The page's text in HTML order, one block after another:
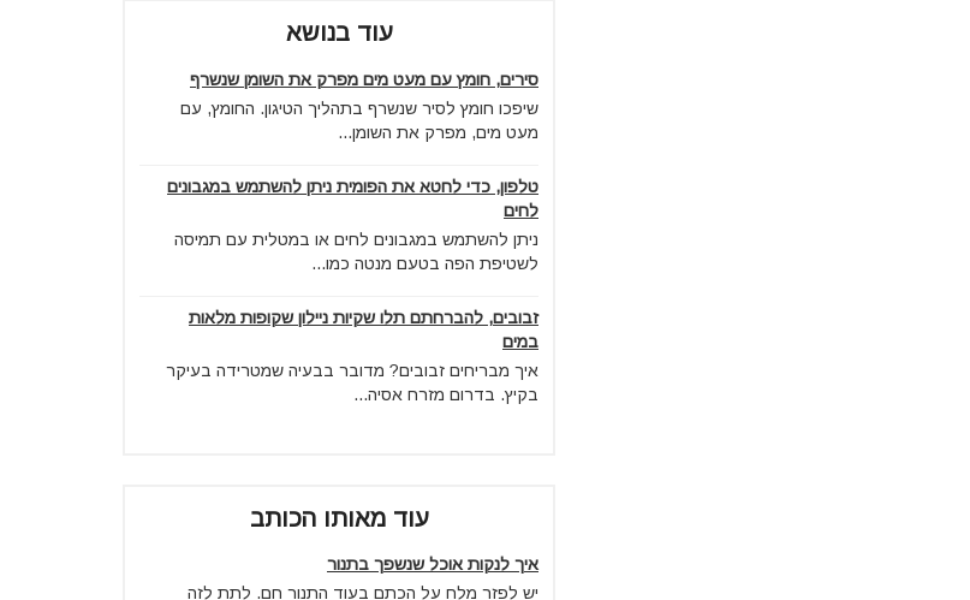
עוד בנושא
סירים, חומץ עם מעט מים מפרק את השומן שנשרף
שיפכו חומץ לסיר שנשרף בתהליך הטיגון. החומץ, עם
מעט מים, מפרק את השומן...
טלפון, כדי לחטא את הפומית ניתן להשתמש במגבונים
לחים
ניתן להשתמש במגבונים לחים או במטלית עם תמיסה
לשטיפת הפה בטעם מנטה כמו...
זבובים, להברחתם תלו שקיות ניילון שקופות מלאות
במים
איך מבריחים זבובים? מדובר בבעיה שמטרידה בעיקר
בקיץ. בדרום מזרח אסיה...
עוד מאותו הכותב
איך לנקות אוכל שנשפך בתנור
יש לפזר מלח על הכתם בעוד התנור חם. לתת לזה